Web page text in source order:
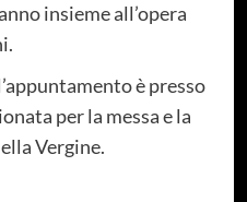
insieme all’opera
è presso
per la messa e la
Vergine.